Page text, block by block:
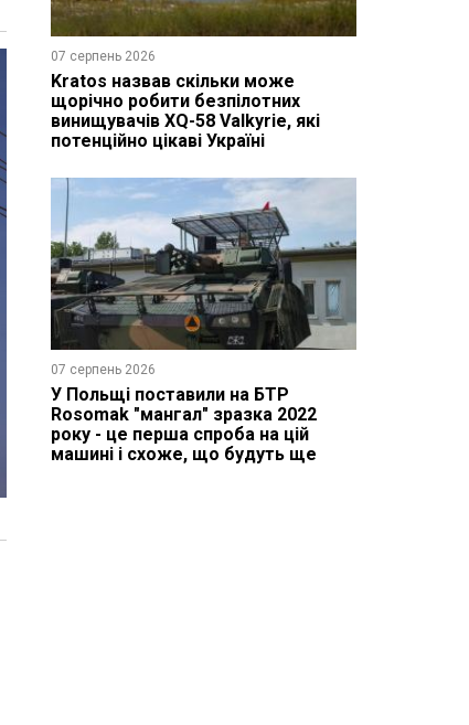
07 серпень 2026
Kratos назвав скільки може
щорічно робити безпілотних
винищувачів XQ-58 Valkyrie, які
потенційно цікаві Україні
07 серпень 2026
У Польщі поставили на БТР
Rosomak "мангал" зразка 2022
року - це перша спроба на цій
машині і схоже, що будуть ще